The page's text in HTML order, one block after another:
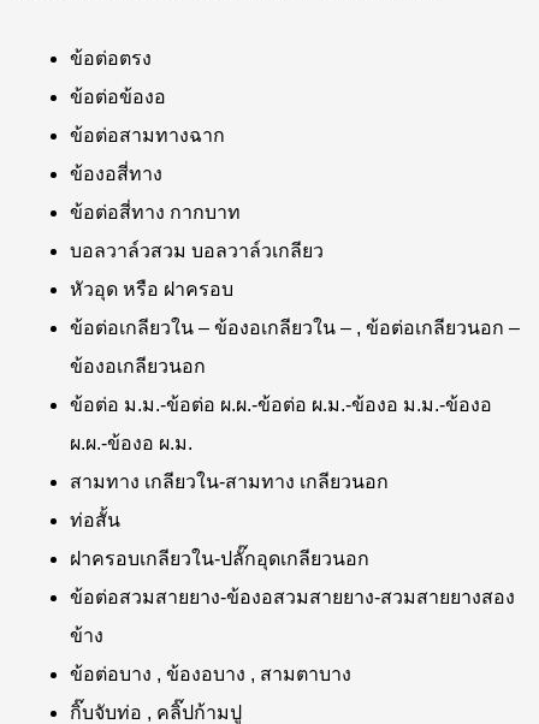
ข้อต่อตรง
ข้อต่อข้องอ
ข้อต่อสามทางฉาก
ข้องอสี่ทาง
ข้อต่อสี่ทาง กากบาท
บอลวาล์วสวม บอลวาล์วเกลียว
หัวอุด หรือ ฝาครอบ
ข้อต่อเกลียวใน – ข้องอเกลียวใน – , ข้อต่อเกลียวนอก –
ข้องอเกลียวนอก
ข้อต่อ ม.ม.-ข้อต่อ ผ.ผ.-ข้อต่อ ผ.ม.-ข้องอ ม.ม.-ข้องอ
ผ.ผ.-ข้องอ ผ.ม.
สามทาง เกลียวใน-สามทาง เกลียวนอก
ท่อสั้น
ฝาครอบเกลียวใน-ปลั๊กอุดเกลียวนอก
ข้อต่อสวมสายยาง-ข้องอสวมสายยาง-สวมสายยางสอง
ข้าง
ข้อต่อบาง , ข้องอบาง , สามตาบาง
กิ๊บจับท่อ , คลิ๊ปก้ามปู